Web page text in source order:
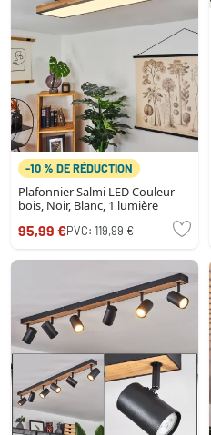
-10 % DE RÉDUCTION
Plafonnier Salmi LED Couleur
bois, Noir, Blanc, 1 lumière
95,99 €PVC:119,99 €